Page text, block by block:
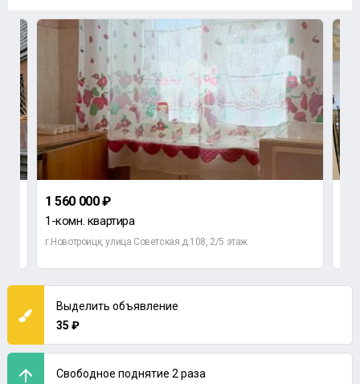
1 560 000 ₽
1-комн. квартира
г.Новотроицк, улица Советская д.108, 2/5 этаж
Выделить объявление
35 ₽
Свободное поднятие 2 раза